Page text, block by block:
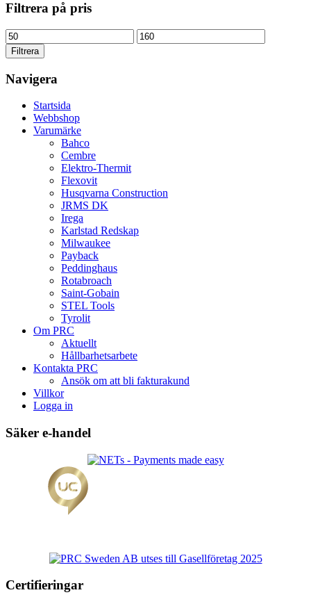
Filtrera på pris
Min
pris
Max
pris
Filtrera
Navigera
Startsida
Webbshop
Varumärke
Bahco
Cembre
Elektro-Thermit
Flexovit
Husqvarna Construction
JRMS DK
Irega
Karlstad Redskap
Milwaukee
Payback
Peddinghaus
Rotabroach
Saint-Gobain
STEL Tools
Tyrolit
Om PRC
Aktuellt
Hållbarhetsarbete
Kontakta PRC
Ansök om att bli fakturakund
Villkor
Logga in
Säker e-handel
Certifieringar